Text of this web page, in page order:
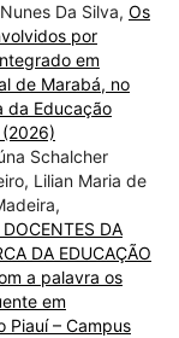
Da Silva, Os
por
em
de Marabá, no
da Educação
Schalcher
Lilian Maria de
DA
DA EDUCAÇÃO
a palavra os
em
Piauí – Campus